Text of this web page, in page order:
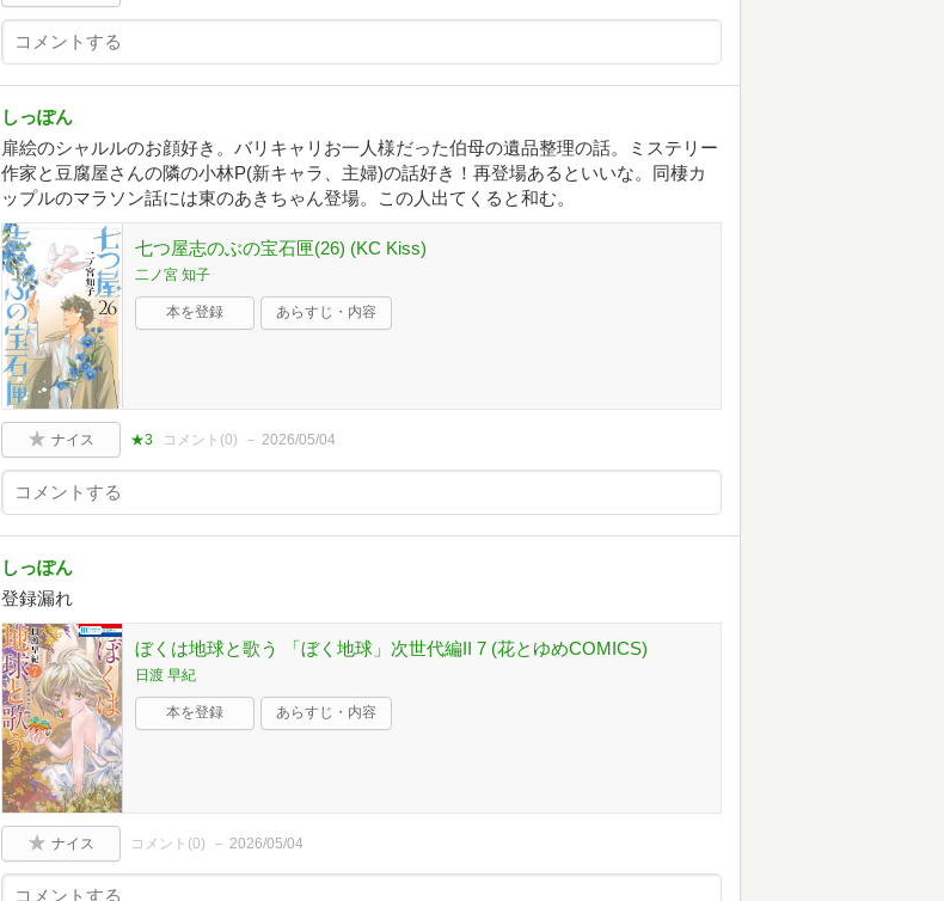
しっぽん
扉絵のシャルルのお顔好き。バリキャリお一人様だった伯母の遺品整理の話。ミステリー
作家と豆腐屋さんの隣の小林P(新キャラ、主婦)の話好き！再登場あるといいな。同棲カ
ップルのマラソン話には東のあきちゃん登場。この人出てくると和む。
七つ屋志のぶの宝石匣(26) (KC Kiss)
二ノ宮 知子
本を登録 あらすじ・内容
ナイス ★3 コメント(0) 2026/05/04
しっぽん
登録漏れ
ぼくは地球と歌う 「ぼく地球」次世代編II 7 (花とゆめCOMICS)
日渡 早紀
本を登録 あらすじ・内容
ナイス コメント(0) 2026/05/04